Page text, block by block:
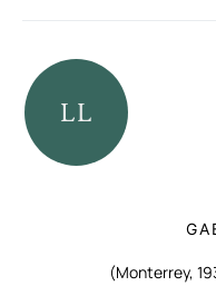
(Monterrey,